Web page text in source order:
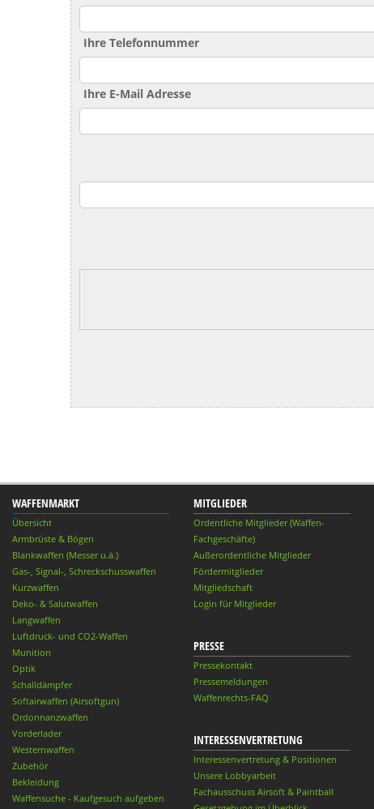
Ihre Telefonnummer
Ihre E-Mail Adresse
WAFFENMARKT
Übersicht
Armbrüste & Bögen
Blankwaffen (Messer u.ä.)
Gas-, Signal-, Schreckschusswaffen
Kurzwaffen
Deko- & Salutwaffen
Langwaffen
Luftdruck- und CO2-Waffen
Munition
Optik
Schalldämpfer
Softairwaffen (Airsoftgun)
Ordonnanzwaffen
Vorderlader
Westernwaffen
Zubehör
Bekleidung
Waffensuche - Kaufgesuch aufgeben
MITGLIEDER
Ordentliche Mitglieder (Waffen-
Fachgeschäfte)
Außerordentliche Mitglieder
Fördermitglieder
Mitgliedschaft
Login für Mitglieder
PRESSE
Pressekontakt
Pressemeldungen
Waffenrechts-FAQ
INTERESSENVERTRETUNG
Interessenvertretung & Positionen
Unsere Lobbyarbeit
Fachausschuss Airsoft & Paintball